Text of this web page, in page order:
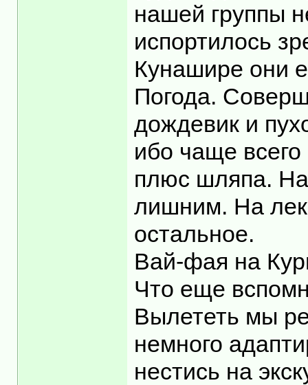
нашей группы
испортилось
Кунашире они
Погода.
дождевик и
ибо чаще
плюс шляпа. На
лишним. На
остальное.
Вай-фая на
Что еще
Вылететь мы
немного
нестись на